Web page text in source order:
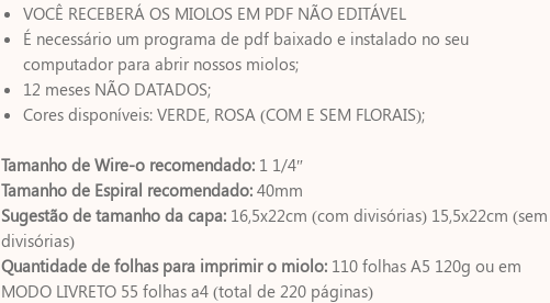
VOCÊ RECEBERÁ OS MIOLOS EM PDF NÃO EDITÁVEL
É necessário um programa de pdf baixado e instalado no seu
computador para abrir nossos miolos;
12 meses NÃO DATADOS;
Cores disponíveis: VERDE, ROSA (COM E SEM FLORAIS);
Tamanho de Wire-o recomendado: 1 1/4″
Tamanho de Espiral recomendado: 40mm
Sugestão de tamanho da capa: 16,5x22cm (com divisórias) 15,5x22cm (sem
divisórias)
Quantidade de folhas para imprimir o miolo: 110 folhas A5 120g ou em
MODO LIVRETO 55 folhas a4 (total de 220 páginas)